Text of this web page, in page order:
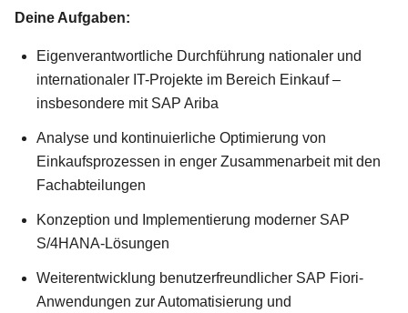
Deine Aufgaben:
Eigenverantwortliche Durchführung nationaler und
internationaler IT-Projekte im Bereich Einkauf –
insbesondere mit SAP Ariba
Analyse und kontinuierliche Optimierung von
Einkaufsprozessen in enger Zusammenarbeit mit den
Fachabteilungen
Konzeption und Implementierung moderner SAP
S/4HANA-Lösungen
Weiterentwicklung benutzerfreundlicher SAP Fiori-
Anwendungen zur Automatisierung und